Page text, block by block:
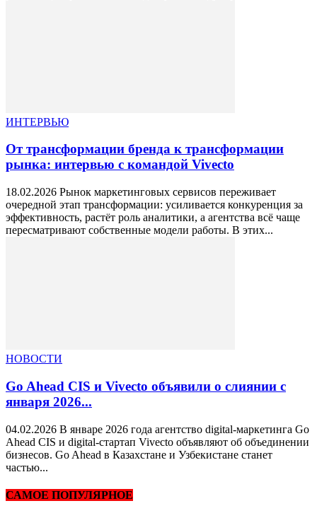
ИНТЕРВЬЮ
От трансформации бренда к трансформации
рынка: интервью с командой Vivecto
18.02.2026 Рынок маркетинговых сервисов переживает
очередной этап трансформации: усиливается конкуренция за
эффективность, растёт роль аналитики, а агентства всё чаще
пересматривают собственные модели работы. В этих...
НОВОСТИ
Go Ahead CIS и Vivecto объявили о слиянии с
января 2026...
04.02.2026 В январе 2026 года агентство digital-маркетинга Go
Ahead CIS и digital-стартап Vivecto объявляют об объединении
бизнесов. Go Ahead в Казахстане и Узбекистане станет
частью...
САМОЕ ПОПУЛЯРНОЕ